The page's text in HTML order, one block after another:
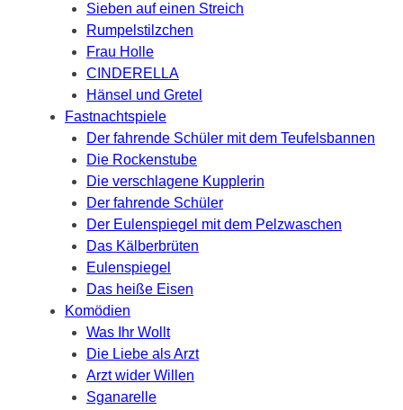
Sieben auf einen Streich
Rumpelstilzchen
Frau Holle
CINDERELLA
Hänsel und Gretel
Fastnachtspiele
Der fahrende Schüler mit dem Teufelsbannen
Die Rockenstube
Die verschlagene Kupplerin
Der fahrende Schüler
Der Eulenspiegel mit dem Pelzwaschen
Das Kälberbrüten
Eulenspiegel
Das heiße Eisen
Komödien
Was Ihr Wollt
Die Liebe als Arzt
Arzt wider Willen
Sganarelle